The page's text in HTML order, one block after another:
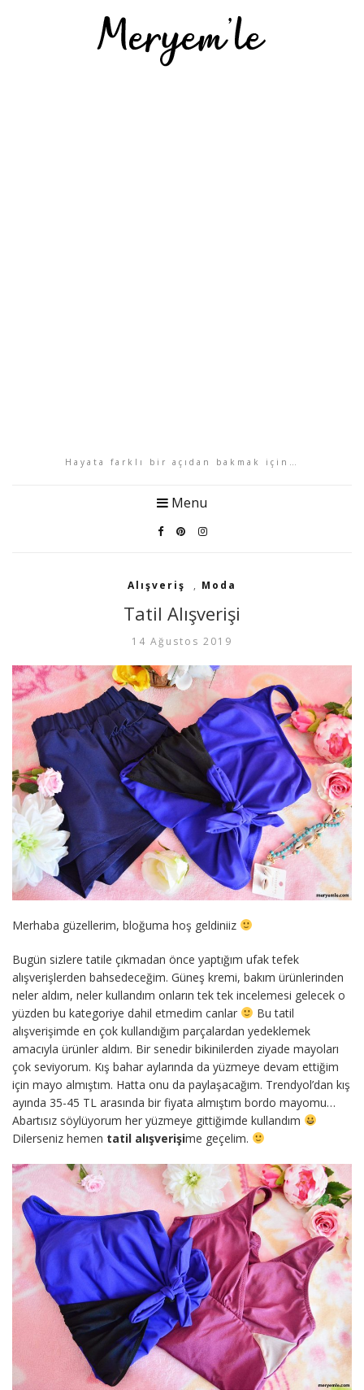
Hayata farklı bir açıdan bakmak için…
Menu
Alışveriş , Moda
Tatil Alışverişi
14 Ağustos 2019
Merhaba güzellerim, bloğuma hoş geldiniiz
Bugün sizlere tatile çıkmadan önce yaptığım ufak tefek
alışverişlerden bahsedeceğim. Güneş kremi, bakım ürünlerinden
neler aldım, neler kullandım onların tek tek incelemesi gelecek o
yüzden bu kategoriye dahil etmedim canlar
Bu tatil
alışverişimde en çok kullandığım parçalardan yedeklemek
amacıyla ürünler aldım. Bir senedir bikinilerden ziyade mayoları
çok seviyorum. Kış bahar aylarında da yüzmeye devam ettiğim
için mayo almıştım. Hatta onu da paylaşacağım. Trendyol’dan kış
ayında 35-45 TL arasında bir fiyata almıştım bordo mayomu…
Abartısız söylüyorum her yüzmeye gittiğimde kullandım
Dilerseniz hemen tatil alışverişime geçelim.